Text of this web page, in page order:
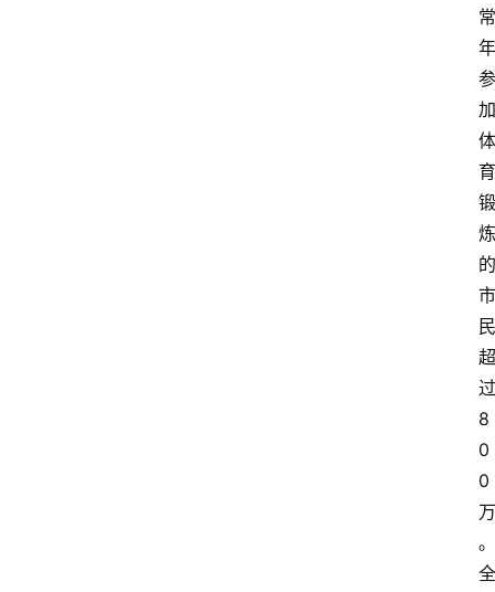
常
年
参
加
体
育
锻
炼
的
市
民
超
过
8
0
0
万
。
全